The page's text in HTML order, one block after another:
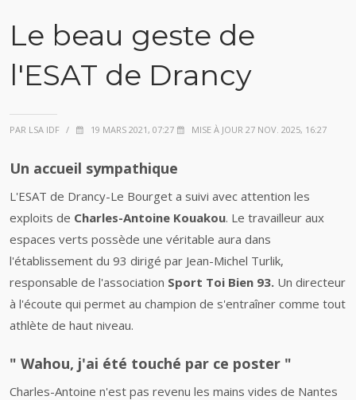
Le beau geste de
l'ESAT de Drancy
PAR LSA IDF / 19 MARS 2021, 07:27 MISE À JOUR 27 NOV. 2025, 16:27
Un accueil sympathique
L'ESAT de Drancy-Le Bourget a suivi avec attention les
exploits de Charles-Antoine Kouakou. Le travailleur aux
espaces verts possède une véritable aura dans
l'établissement du 93 dirigé par Jean-Michel Turlik,
responsable de l'association Sport Toi Bien 93. Un directeur
à l'écoute qui permet au champion de s'entraîner comme tout
athlète de haut niveau.
" Wahou, j'ai été touché par ce poster "
Charles-Antoine n'est pas revenu les mains vides de Nantes